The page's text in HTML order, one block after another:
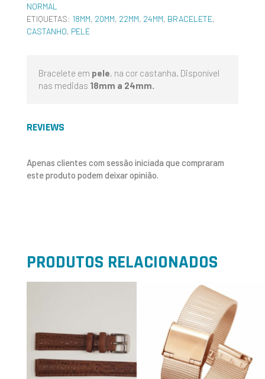
NORMAL
ETIQUETAS: 18MM, 20MM, 22MM, 24MM, BRACELETE,
CASTANHO, PELE
Bracelete em pele, na cor castanha. Disponível
nas medidas 18mm a 24mm.
REVIEWS
Apenas clientes com sessão iniciada que compraram
este produto podem deixar opinião.
PRODUTOS RELACIONADOS